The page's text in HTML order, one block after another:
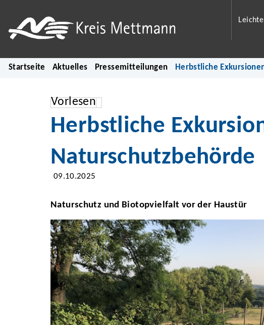
Startseite Aktuelles Pressemitteilungen Herbstliche
Vorlesen
Herbstliche
Naturschutzbehörde
09.10.2025
Naturschutz und Biotopvielfalt vor der Haustür